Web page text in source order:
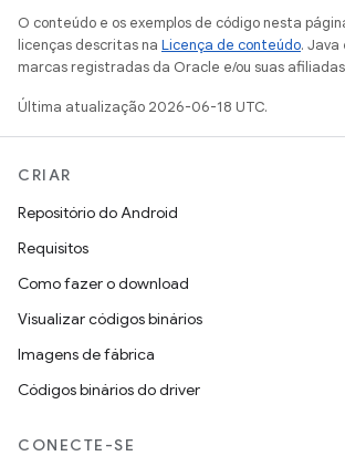
O conteúdo e os exemplos de código nesta
licenças descritas na Licença de conteúdo. Java
marcas registradas da Oracle e/ou suas
Última atualização 2026-06-18 UTC.
CRIAR
Repositório do Android
Requisitos
Como fazer o download
Visualizar códigos binários
Imagens de fábrica
Códigos binários do driver
CONECTE-SE